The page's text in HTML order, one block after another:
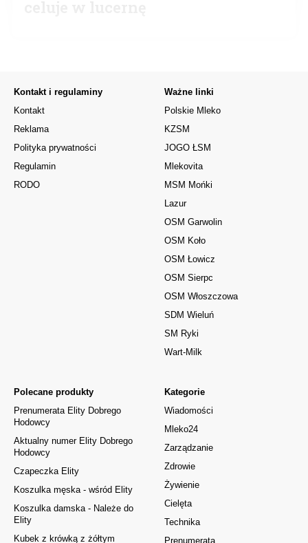
Kontakt i regulaminy
Kontakt
Reklama
Polityka prywatności
Regulamin
RODO
Kategorie
Wiadomości
Mleko24
Zarządzanie
Zdrowie
Żywienie
Cielęta
Technika
Prenumerata
Polecane produkty
Prenumerata Elity Dobrego
Hodowcy
Aktualny numer Elity Dobrego
Hodowcy
Czapeczka Elity
Koszulka męska - wśród Elity
Koszulka damska - Należe do
Elity
Kubek z krówką z żółtym
Ważne linki
Polskie Mleko
KZSM
JOGO ŁSM
Mlekovita
MSM Mońki
Lazur
OSM Garwolin
OSM Koło
OSM Łowicz
OSM Sierpc
OSM Włoszczowa
SDM Wieluń
SM Ryki
Wart-Milk